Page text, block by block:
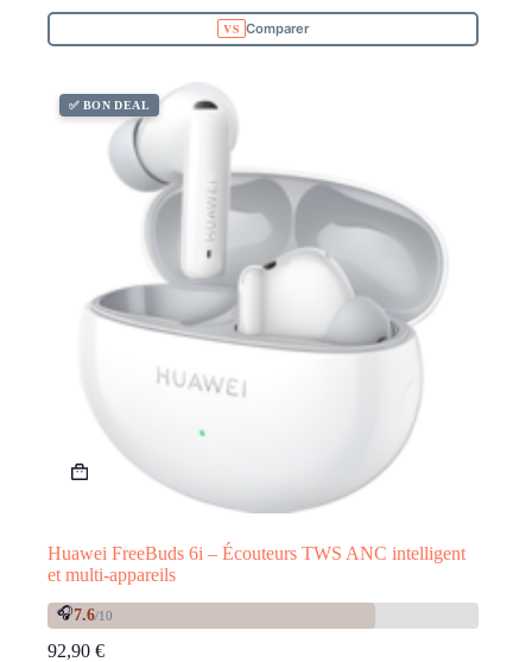
Comparer
✅ BON DEAL
Huawei FreeBuds 6i – Écouteurs TWS ANC intelligent
et multi-appareils
🎧7.6/10
92,90 €